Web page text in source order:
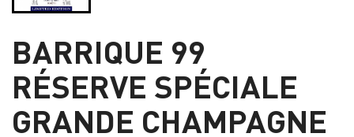
BARRIQUE 99
RÉSERVE SPÉCIALE
GRANDE CHAMPAGNE